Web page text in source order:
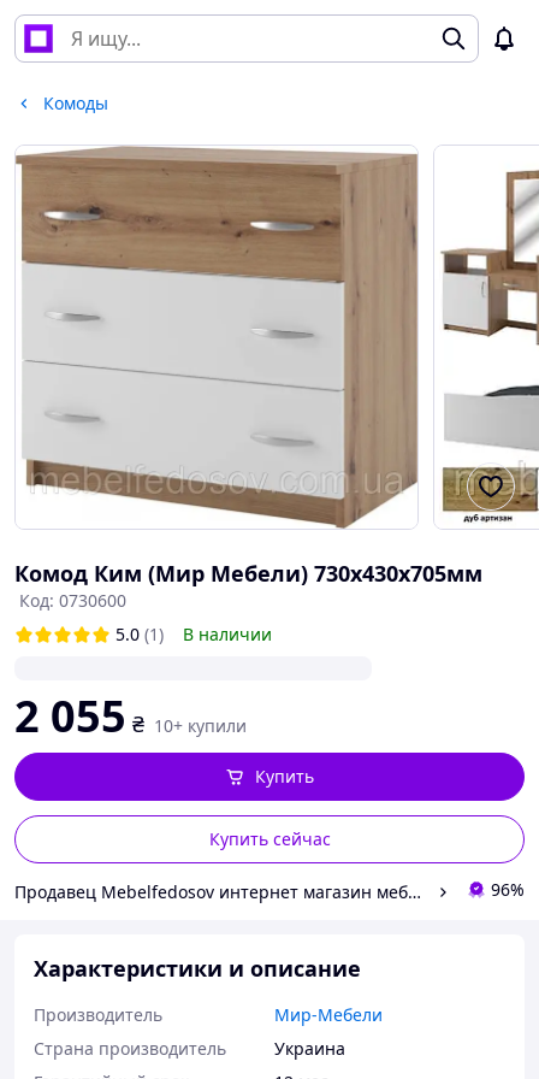
Комоды
Комод Ким (Мир Мебели) 730х430х705мм
Код: 0730600
5.0 (1) В наличии
2 055 ₴ 10+ купили
Купить сейчас
Купить
Продавец Mebelfedosov интернет магазин мебели 96%
Характеристики и описание
Производитель
Мир-Мебели
Страна производитель
Украина